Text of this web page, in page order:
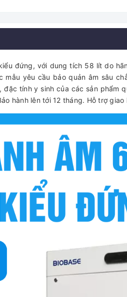
đứng, với dung tích 58 lít do
yêu cầu bảo quản âm sâu
tính y sinh của các sản phẩm
hành lên tới 12 tháng. Hỗ trợ